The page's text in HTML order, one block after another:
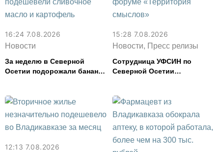
16:24 7.08.2026
Новости
За неделю в Северной
Осетии подорожали бананы
картофель
15:28 7.08.2026
Новости, Пресс релизы
Сотрудница УФСИН по
Северной Осетии
смыслов»
12:13 7.08.2026